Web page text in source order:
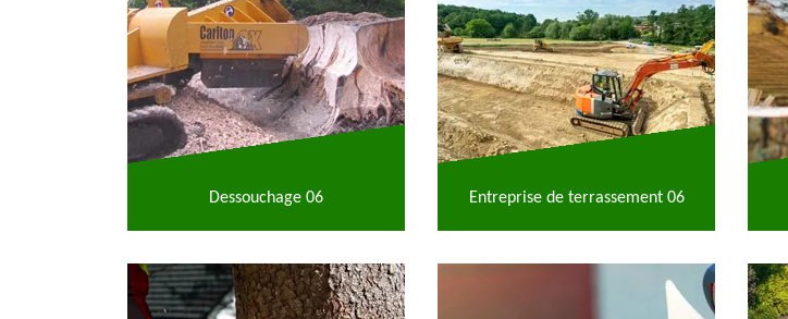
Dessouchage 06 Entreprise de terrassement 06